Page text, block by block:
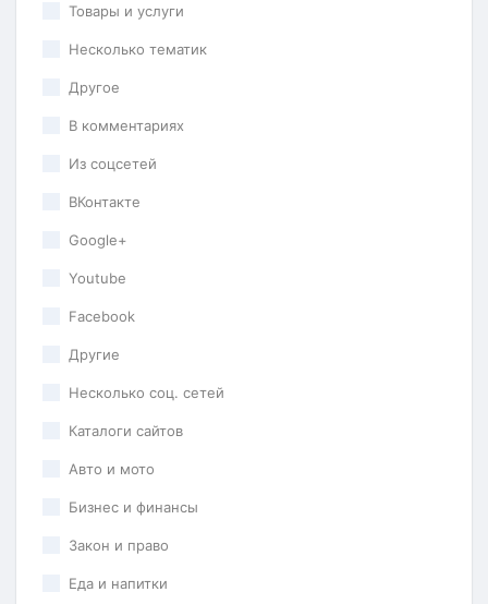
Товары и услуги
Несколько тематик
Другое
В комментариях
Из соцсетей
ВКонтакте
Google+
Youtube
Facebook
Другие
Несколько соц. сетей
Каталоги сайтов
Авто и мото
Бизнес и финансы
Закон и право
Еда и напитки